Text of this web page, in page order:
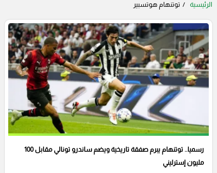
الرئيسية توتنهام هوتسبير
رسميا.. توتنهام يبرم صفقة تاريخية ويضم ساندرو تونالي مقابل 100
مليون إسترليني